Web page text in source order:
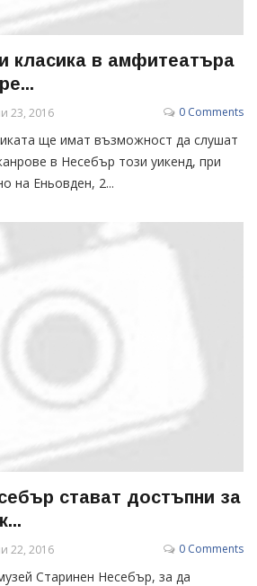
класика в амфитеатъра
23, 2016 0 Comments
ще имат възможност да слушат
в Несебър този уикенд, при
на Еньовден, 2...
стават достъпни за
22, 2016 0 Comments
Старинен Несебър, за да